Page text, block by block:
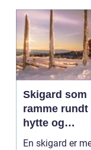
Skigard som
ramme rundt
hytte og
En skigard er